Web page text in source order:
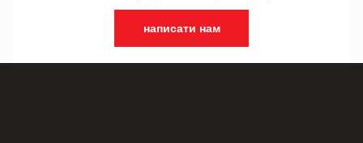
написати нам